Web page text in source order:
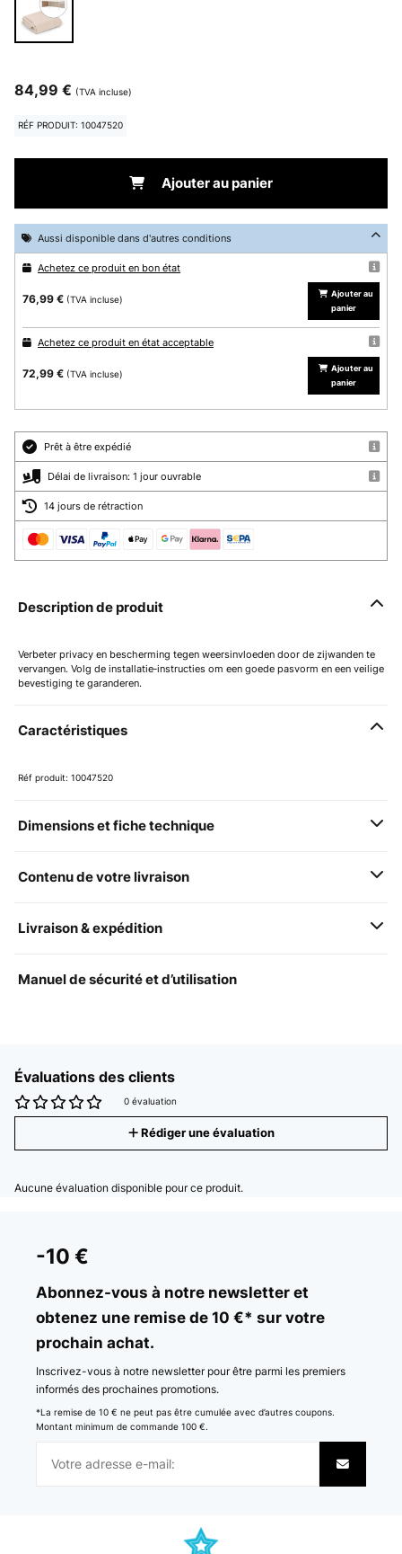
84,99 € (TVA incluse)
RÉF PRODUIT: 10047520
Ajouter au panier
Aussi disponible dans d'autres conditions
Achetez ce produit en bon état
76,99 € (TVA incluse)
Ajouter au
panier
Achetez ce produit en état acceptable
72,99 € (TVA incluse)
Ajouter au
panier
Prêt à être expédié
Délai de livraison: 1 jour ouvrable
14 jours de rétraction
Description de produit
Verbeter privacy en bescherming tegen weersinvloeden door de zijwanden te
vervangen. Volg de installatie‑instructies om een goede pasvorm en een veilige
bevestiging te garanderen.
Caractéristiques
Réf produit: 10047520
Dimensions et fiche technique
Contenu de votre livraison
Livraison & expédition
Manuel de sécurité et d’utilisation
Évaluations des clients
0 évaluation
Rédiger une évaluation
Aucune évaluation disponible pour ce produit.
-10 €
Abonnez-vous à notre newsletter et
obtenez une remise de 10 €* sur votre
prochain achat.
Inscrivez-vous à notre newsletter pour être parmi les premiers
informés des prochaines promotions.
*La remise de 10 € ne peut pas être cumulée avec d’autres coupons.
Montant minimum de commande 100 €.